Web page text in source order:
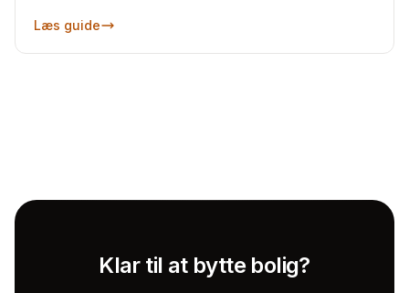
Læs guide
Klar til at bytte bolig?